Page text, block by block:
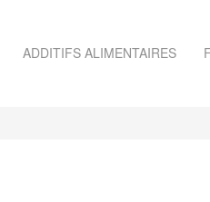
ADDITIFS ALIMENTAIRES